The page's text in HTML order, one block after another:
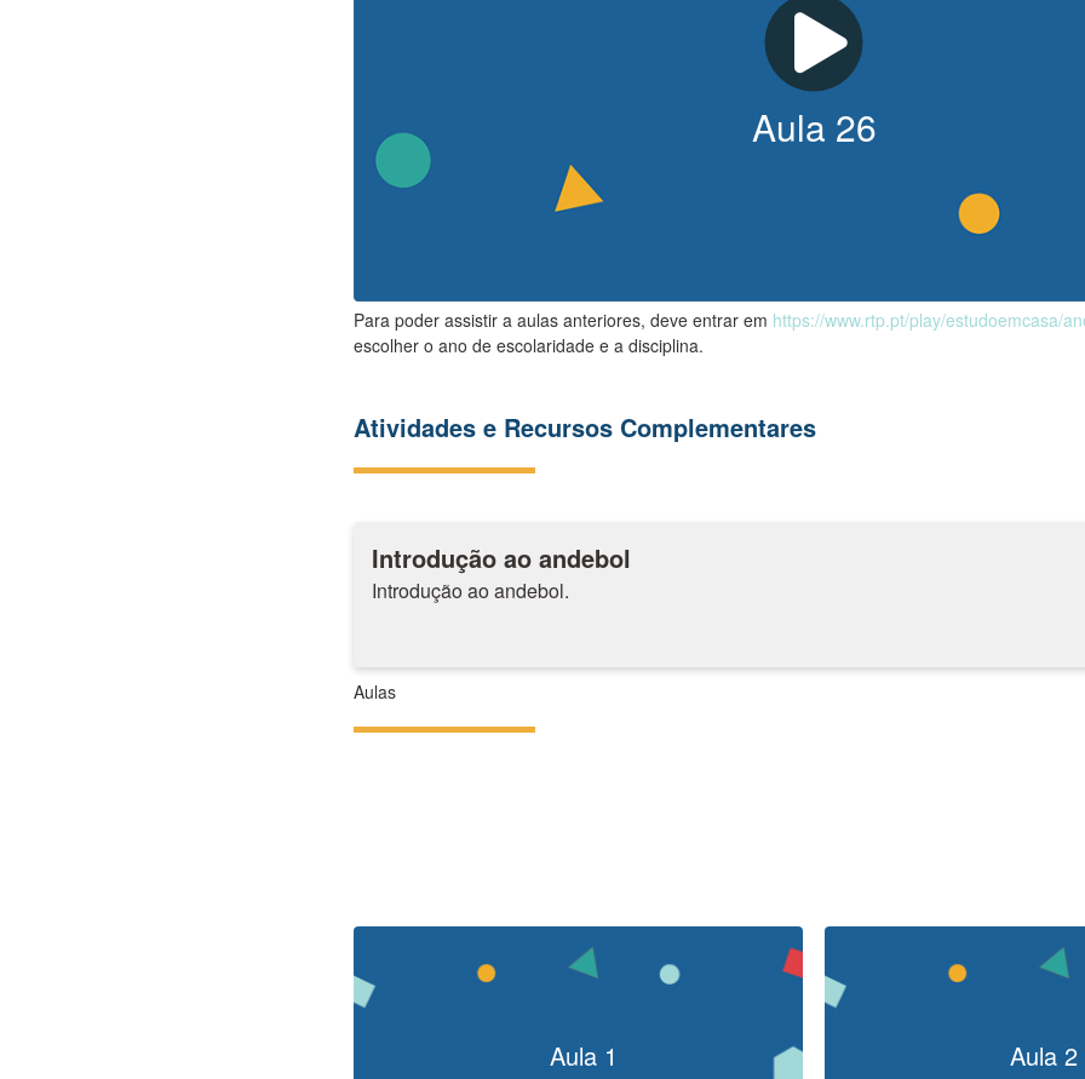
Aula 26
Para poder assistir a aulas anteriores, deve entrar em https://www.rtp.pt/play/estudoemcasa/
escolher o ano de escolaridade e a disciplina.
Atividades e Recursos Complementares
Introdução ao andebol
Introdução ao andebol.
Aulas
Aula 1 Aula 2